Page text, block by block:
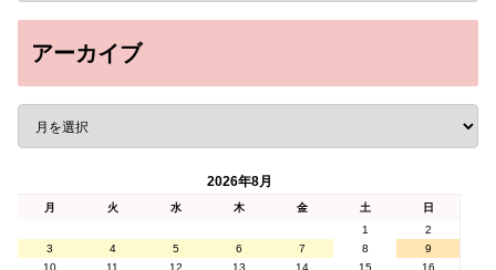
アーカイブ
2026年8月
月 火 水 木 金 土
日
1
2
3
4 5 6 7 8
9
10
11 12 13 14 15 16